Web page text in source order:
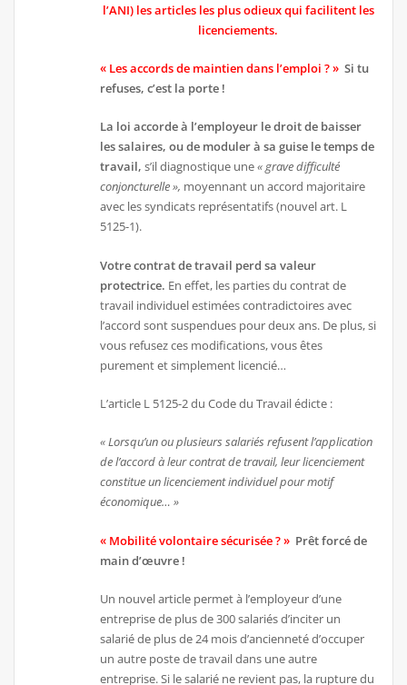
l’ANI) les articles les plus odieux qui facilitent les
licenciements.
« Les accords de maintien dans l’emploi ? »Si tu
refuses, c’est la porte !
La loi accorde à l’employeur le droit de baisser
les salaires, ou de moduler à sa guise le temps de
travail, s’il diagnostique une« grave difficulté
conjoncturelle », moyennant un accord majoritaire
avec les syndicats représentatifs (nouvel art. L
5125-1).
Votre contrat de travail perd sa valeur
protectrice. En effet, les parties du contrat de
travail individuel estimées contradictoires avec
l’accord sont suspendues pour deux ans. De plus, si
vous refusez ces modifications, vous êtes
purement et simplement licencié…
L’article L 5125-2 du Code du Travail édicte :
« Lorsqu’un ou plusieurs salariés refusent l’application
de l’accord à leur contrat de travail, leur licenciement
constitue un licenciement individuel pour motif
économique… »
« Mobilité volontaire sécurisée ? » Prêt forcé de
main d’œuvre !
Un nouvel article permet à l’employeur d’une
entreprise de plus de 300 salariés d’inciter un
salarié de plus de 24 mois d’ancienneté d’occuper
un autre poste de travail dans une autre
entreprise. Si le salarié ne revient pas, la rupture du